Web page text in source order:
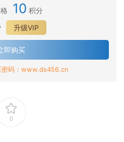
10 积分
升级VIP
即购买
密码：www.ds456.cn
0